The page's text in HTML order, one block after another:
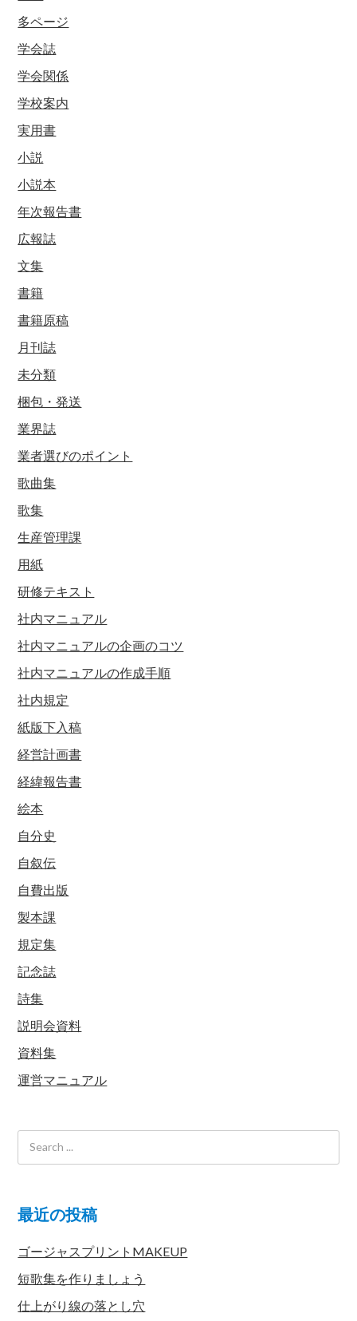
多ページ
学会誌
学会関係
学校案内
実用書
小説
小説本
年次報告書
広報誌
文集
書籍
書籍原稿
月刊誌
未分類
梱包・発送
業界誌
業者選びのポイント
歌曲集
歌集
生産管理課
用紙
研修テキスト
社内マニュアル
社内マニュアルの企画のコツ
社内マニュアルの作成手順
社内規定
紙版下入稿
経営計画書
経緯報告書
絵本
自分史
自叙伝
自費出版
製本課
規定集
記念誌
詩集
説明会資料
資料集
運営マニュアル
最近の投稿
ゴージャスプリントMAKEUP
短歌集を作りましょう
仕上がり線の落とし穴